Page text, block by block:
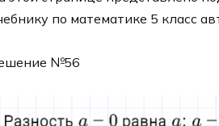
по математике 5 класс
№56